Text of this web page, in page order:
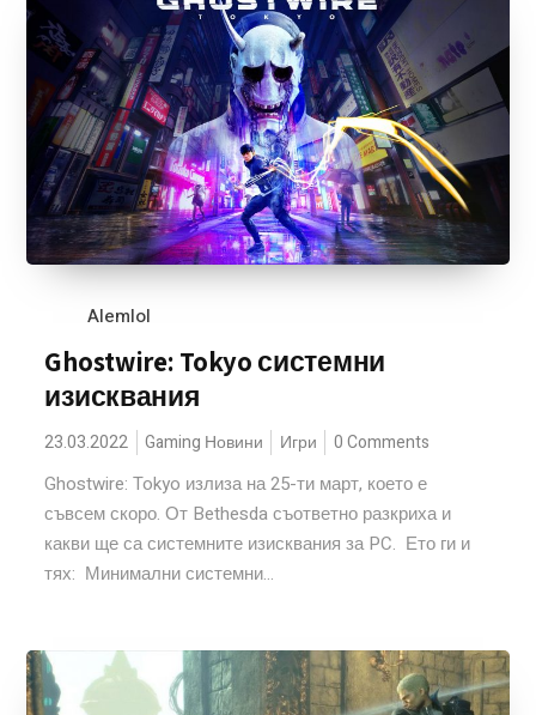
Alemlol
Ghostwire: Tokyo системни
изисквания
23.03.2022 Gaming Новини Игри 0 Comments
Ghostwire: Tokyo излиза на 25-ти март, което е
съвсем скоро. От Bethesda съответно разкриха и
какви ще са системните изисквания за PC. Ето ги и
тях: Минимални системни...